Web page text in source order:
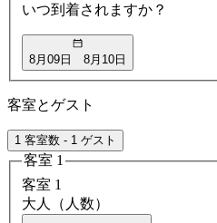
いつ到着されますか？
8月09日 8月10日
客室とゲスト
1 客室数 - 1 ゲスト
客室 1
客室 1
大人（人数）